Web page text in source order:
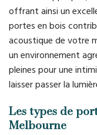
offrant ainsi un
portes en bois
acoustique de votre
un environnement
pleines pour une
laisser passer la
Les types de
Melbourne